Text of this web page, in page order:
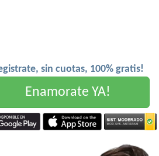
sin cuotas, 100% gratis!
Enamorate YA!